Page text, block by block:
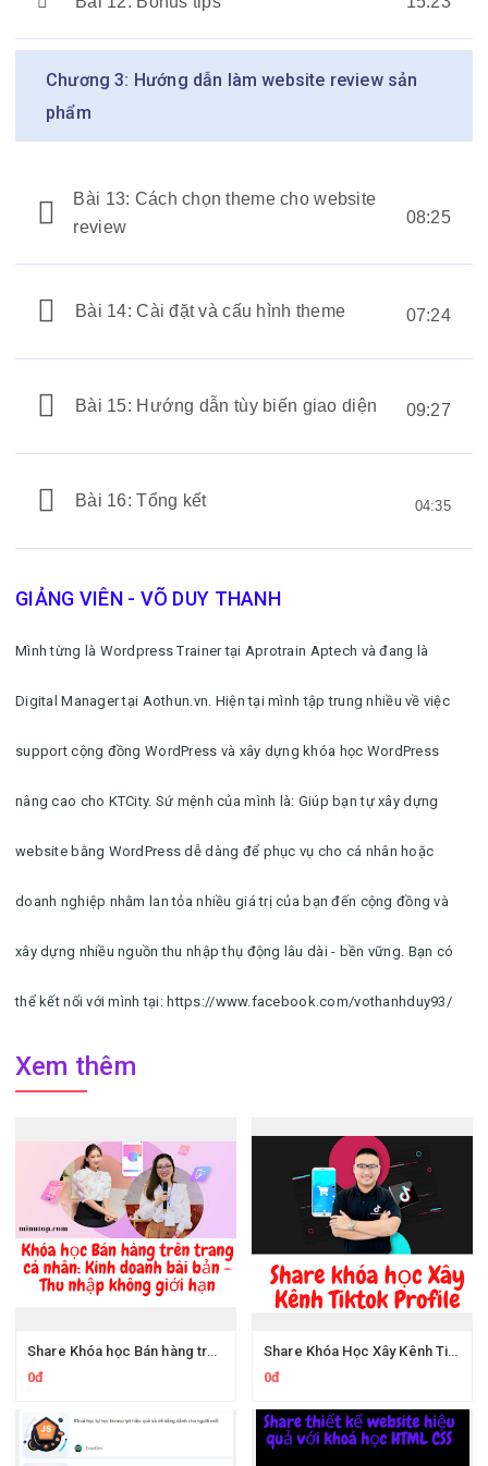
Chương 3: Hướng dẫn làm website review sản
phẩm
Bài 13: Cách chọn theme cho website
review
08:25
Bài 14: Cài đặt và cấu hình theme 07:24
Bài 15: Hướng dẫn tùy biến giao diện 09:27
Bài 16: Tổng kết 04:35
GIẢNG VIÊN - VÕ DUY THANH
Mình từng là Wordpress Trainer tại Aprotrain Aptech và đang là
Digital Manager tại Aothun.vn. Hiện tại mình tập trung nhiều về việc
support cộng đồng WordPress và xây dựng khóa học WordPress
nâng cao cho KTCity. Sứ mệnh của mình là: Giúp bạn tự xây dựng
website bằng WordPress dễ dàng để phục vụ cho cá nhân hoặc
doanh nghiệp nhằm lan tỏa nhiều giá trị của bạn đến cộng đồng và
xây dựng nhiều nguồn thu nhập thụ động lâu dài - bền vững. Bạn có
thể kết nối với mình tại: https://www.facebook.com/vothanhduy93/
Xem thêm
Share Khóa học Bán hàng trên trang cá nhân: Kinh doanh bài bản - Thu nhập không giới hạn Của PingGo Việt Nam
0đ
Share Khóa Học Xây Kênh Tiktok Profile Để Bán Hàng Mà Không Cần Chạy Quảng Cáo của Bằng Công Tạ
0đ